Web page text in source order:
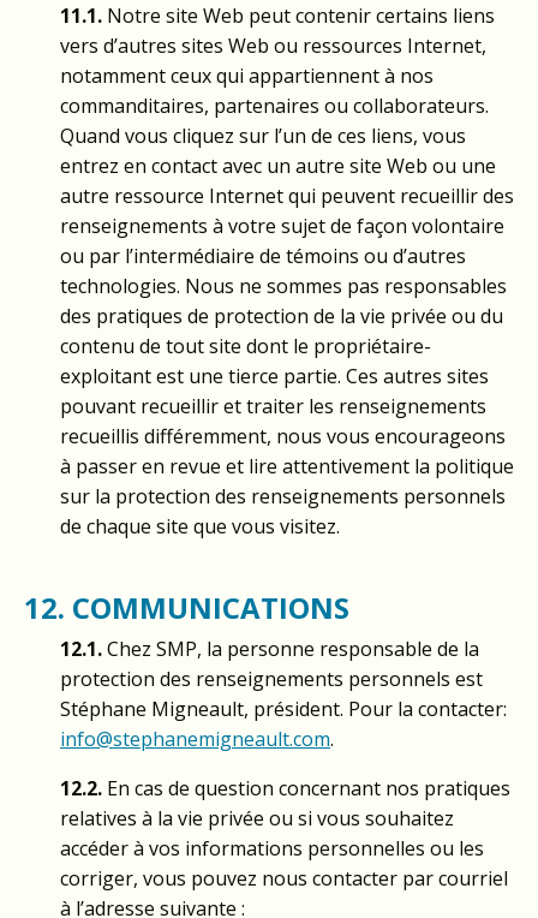
11.1. Notre site Web peut contenir certains liens
vers d’autres sites Web ou ressources Internet,
notamment ceux qui appartiennent à nos
commanditaires, partenaires ou collaborateurs.
Quand vous cliquez sur l’un de ces liens, vous
entrez en contact avec un autre site Web ou une
autre ressource Internet qui peuvent recueillir des
renseignements à votre sujet de façon volontaire
ou par l’intermédiaire de témoins ou d’autres
technologies. Nous ne sommes pas responsables
des pratiques de protection de la vie privée ou du
contenu de tout site dont le propriétaire-
exploitant est une tierce partie. Ces autres sites
pouvant recueillir et traiter les renseignements
recueillis différemment, nous vous encourageons
à passer en revue et lire attentivement la politique
sur la protection des renseignements personnels
de chaque site que vous visitez.
12. COMMUNICATIONS
12.1.Chez SMP, la personne responsable de la
protection des renseignements personnels est
Stéphane Migneault, président. Pour la contacter:
info@stephanemigneault.com.
12.2. En cas de question concernant nos pratiques
relatives à la vie privée ou si vous souhaitez
accéder à vos informations personnelles ou les
corriger, vous pouvez nous contacter par courriel
à l’adresse suivante :